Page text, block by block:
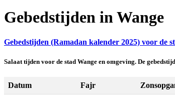
Gebedstijden in Wange
Gebedstijden (Ramadan kalender 2025) voor de
Salaat tijden voor de stad Wange en omgeving. De
Datum Fajr